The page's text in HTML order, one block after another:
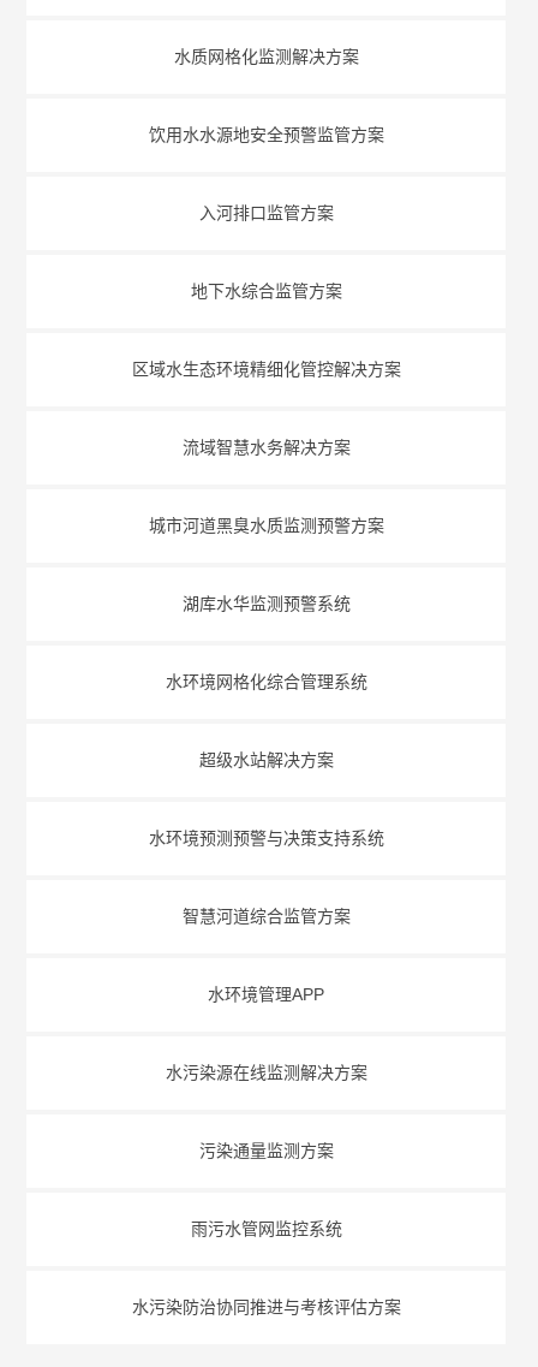
水质网格化监测解决方案
饮用水水源地安全预警监管方案
入河排口监管方案
地下水综合监管方案
区域水生态环境精细化管控解决方案
流域智慧水务解决方案
城市河道黑臭水质监测预警方案
湖库水华监测预警系统
水环境网格化综合管理系统
超级水站解决方案
水环境预测预警与决策支持系统
智慧河道综合监管方案
水环境管理APP
水污染源在线监测解决方案
污染通量监测方案
雨污水管网监控系统
水污染防治协同推进与考核评估方案